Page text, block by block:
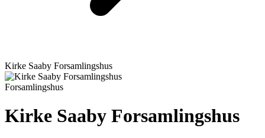
Kirke Saaby Forsamlingshus
Forsamlingshus
Kirke Saaby Forsamlingshus